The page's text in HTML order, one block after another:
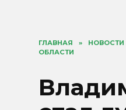
ГЛАВНАЯ »
ОБЛАСТИ